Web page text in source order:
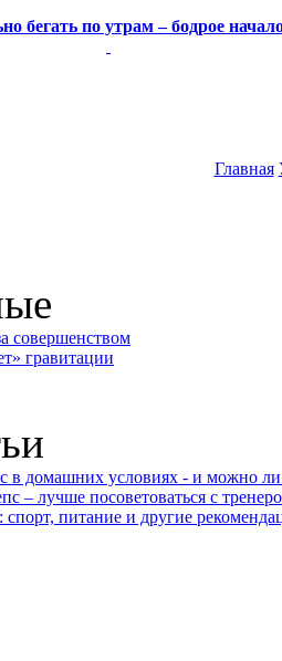
бегать по утрам – бодрое
Главная
совершенством
гравитации
в домашних условиях - и можно
– лучше посоветоваться с
спорт, питание и другие